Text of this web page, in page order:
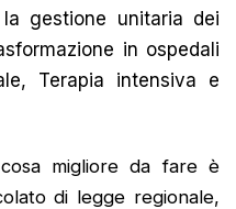
gestione unitaria dei
in ospedali
Terapia intensiva e
migliore da fare è
di legge regionale,